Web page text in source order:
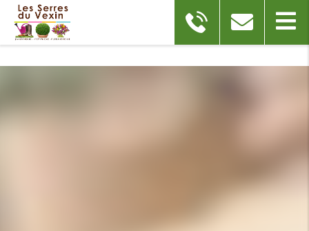
Partager votre avis